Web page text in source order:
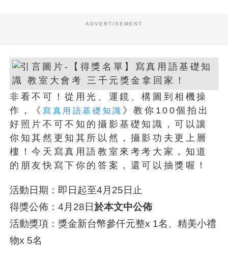
ADVERTISEMENT
非看不可！從用光、運鏡、構圖到相機操
作，《 寫真用語基礎知識 》教你100個拍出
好照片不可不知的攝影基礎知識，可以讓
你知其然更知其所以然，攝影功夫更上層
樓！今天寫真用語教室來考考大家，知道
的朋友快寫下你的答案，還可以抽獎喔！
活動日期：即日起至4月25日止
得獎公佈：4月28日於本文中公佈
活動獎項：獎金新台幣參仟元整x 1名、精美小禮
物x 5名